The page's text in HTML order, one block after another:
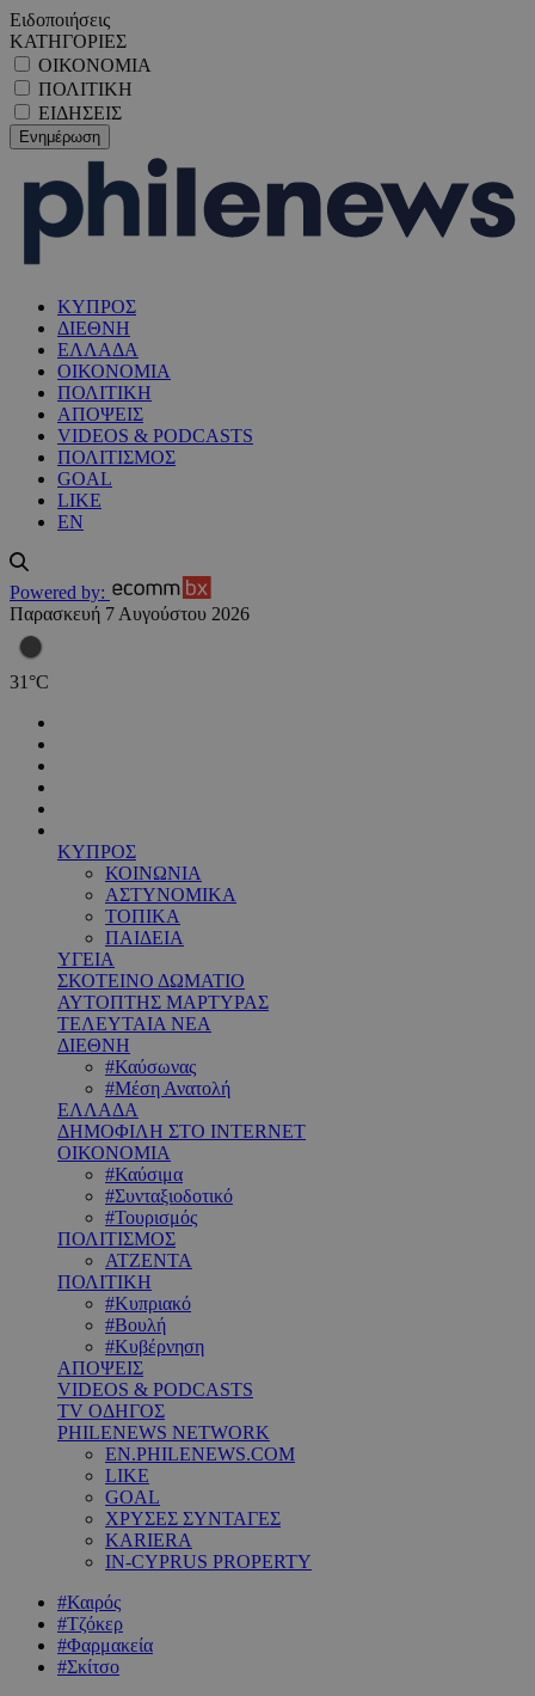
Ειδοποιήσεις
ΚΑΤΗΓΟΡΙΕΣ
ΟΙΚΟΝΟΜΙΑ
ΠΟΛΙΤΙΚΗ
ΕΙΔΗΣΕΙΣ
ΚΥΠΡΟΣ
ΔΙΕΘΝΗ
ΕΛΛΑΔΑ
ΟΙΚΟΝΟΜΙΑ
ΠΟΛΙΤΙΚΗ
ΑΠΟΨΕΙΣ
VIDEOS & PODCASTS
ΠΟΛΙΤΙΣΜΟΣ
GOAL
LIKE
EN
Powered by:
Παρασκευή 7 Αυγούστου 2026
31 °C
ΚΥΠΡΟΣ
ΚΟΙΝΩΝΙΑ
ΑΣΤΥΝΟΜΙΚΑ
ΤΟΠΙΚΑ
ΠΑΙΔΕΙΑ
ΥΓΕΙΑ
ΣΚΟΤΕΙΝΟ ΔΩΜΑΤΙΟ
ΑΥΤΟΠΤΗΣ ΜΑΡΤΥΡΑΣ
ΤΕΛΕΥΤΑΙΑ ΝΕΑ
ΔΙΕΘΝΗ
#Καύσωνας
#Μέση Ανατολή
ΕΛΛΑΔΑ
ΔΗΜΟΦΙΛΗ ΣΤΟ INTERNET
ΟΙΚΟΝΟΜΙΑ
#Καύσιμα
#Συνταξιοδοτικό
#Τουρισμός
ΠΟΛΙΤΙΣΜΟΣ
ΑΤΖΕΝΤΑ
ΠΟΛΙΤΙΚΗ
#Κυπριακό
#Βουλή
#Κυβέρνηση
ΑΠΟΨΕΙΣ
VIDEOS & PODCASTS
TV ΟΔΗΓΟΣ
PHILENEWS NETWORK
EN.PHILENEWS.COM
LIKE
GOAL
ΧΡΥΣΕΣ ΣΥΝΤΑΓΕΣ
KARIERA
IN-CYPRUS PROPERTY
#Καιρός
#Τζόκερ
#Φαρμακεία
#Σκίτσο